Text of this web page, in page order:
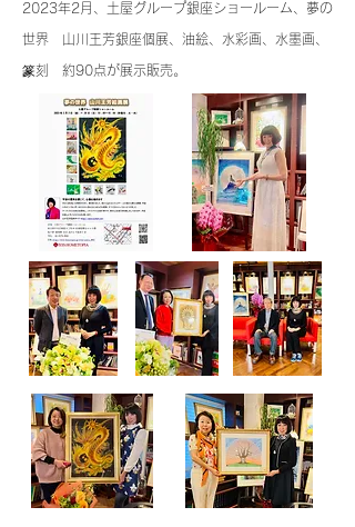
2023年2月、土屋グループ銀座ショールーム、夢の
世界 山川王芳銀座個展、油絵、水彩画、水墨画、
篆刻 約90点が展示販売。